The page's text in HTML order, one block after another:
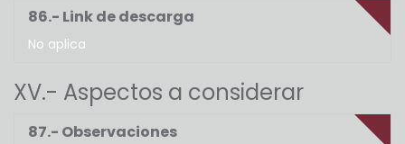
86.- Link de descarga
No aplica
XV.- Aspectos a considerar
87.- Observaciones